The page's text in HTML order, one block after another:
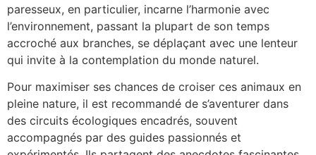
paresseux, en particulier, incarne l’harmonie avec
l’environnement, passant la plupart de son temps
accroché aux branches, se déplaçant avec une lenteur
qui invite à la contemplation du monde naturel.
Pour maximiser ses chances de croiser ces animaux en
pleine nature, il est recommandé de s’aventurer dans
des circuits écologiques encadrés, souvent
accompagnés par des guides passionnés et